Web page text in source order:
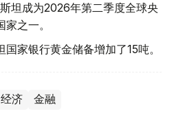
坦成为2026年第二季度全球央
之一。
家银行黄金储备增加了15吨。
经济 金融